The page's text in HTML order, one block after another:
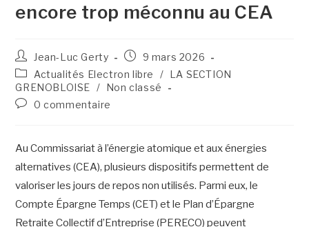
encore trop méconnu au CEA
Jean-Luc Gerty
9 mars 2026
Actualités Electron libre
/ LA SECTION
GRENOBLOISE / Non classé
0 commentaire
Au Commissariat à l’énergie atomique et aux énergies
alternatives (CEA), plusieurs dispositifs permettent de
valoriser les jours de repos non utilisés. Parmi eux, le
Compte Épargne Temps (CET) et le Plan d’Épargne
Retraite Collectif d’Entreprise (PERECO) peuvent